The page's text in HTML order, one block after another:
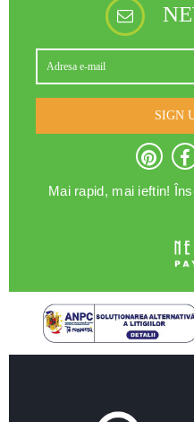
SIGN
Mai rapid, mai ieftin!